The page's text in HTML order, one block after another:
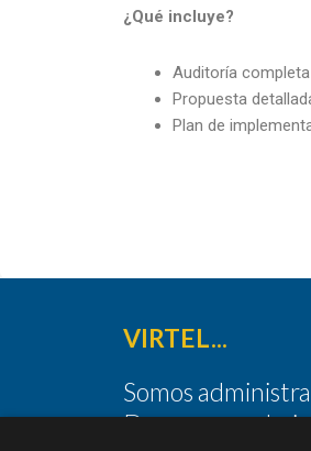
¿Qué incluye?
Auditoría
Propuesta
Plan de
VIRTEL...
Somos
Devops,